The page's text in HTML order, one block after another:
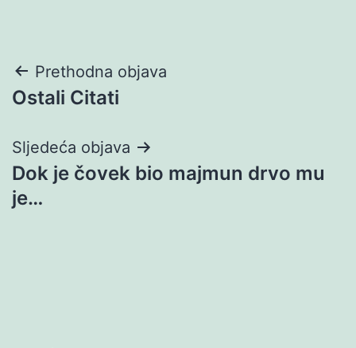
Navigacija
objava
Prethodna objava
Ostali Citati
Sljedeća objava
Dok je čovek bio majmun drvo mu
je…